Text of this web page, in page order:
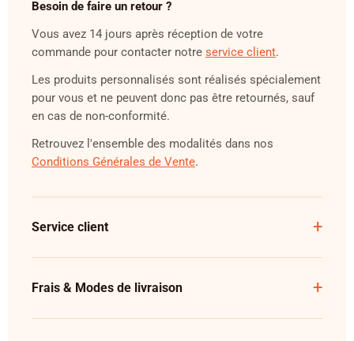
Besoin de faire un retour ?
Vous avez 14 jours après réception de votre
commande pour contacter notre service client.
Les produits personnalisés sont réalisés spécialement
pour vous et ne peuvent donc pas être retournés, sauf
en cas de non-conformité.
Retrouvez l'ensemble des modalités dans nos
Conditions Générales de Vente.
Service client
Frais & Modes de livraison